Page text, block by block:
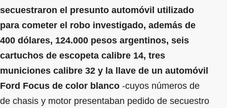
secuestraron el presunto automóvil utilizado
para cometer el robo investigado, además de
400 dólares, 124.000 pesos argentinos, seis
cartuchos de escopeta calibre 14, tres
municiones calibre 32 y la llave de un automóvil
Ford Focus de color blanco -cuyos números de
de chasis y motor presentaban pedido de secuestro